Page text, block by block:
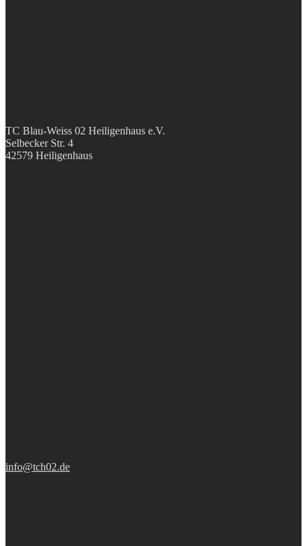
TC Blau-Weiss 02 Heiligenhaus e.V.
Selbecker Str. 4
42579 Heiligenhaus
info@tch02.de